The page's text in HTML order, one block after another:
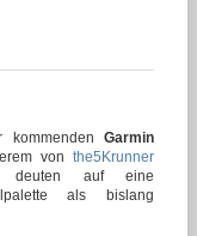
kommenden Garmin
vonthe5Krunner
deuten auf eine
als bislang